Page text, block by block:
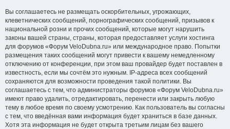
Вы соглашаетесь не размещать оскорбительных, угрожающих,
клеветнических сообщений, порнографических сообщений, призывов к
национальной розни и прочих сообщений, которые могут нарушить
законы вашей страны, страны, которая предоставляет услуги хостинга
для форумов «Форум VeloDubna.ru» или международное право. Попытки
размещения таких сообщений могут привести к вашему немедленному
отключению от конференции, при этом ваш провайдер будет поставлен в
известность, если мы сочтём это нужным. IP-адреса всех сообщений
сохраняются для возможности проведения такой политики. Вы
соглашаетесь с тем, что администраторы форумов «Форум VeloDubna.ru»
имеют право удалить, отредактировать, перенести или закрыть любую
тему в любое время по своему усмотрению. Как пользователь вы согласны
с тем, что введённая вами информация будет храниться в базе данных.
Хотя эта информация не будет открыта третьим лицам без вашего